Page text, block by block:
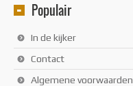
Populair
In de kijker
Contact
Algemene voorwaarden